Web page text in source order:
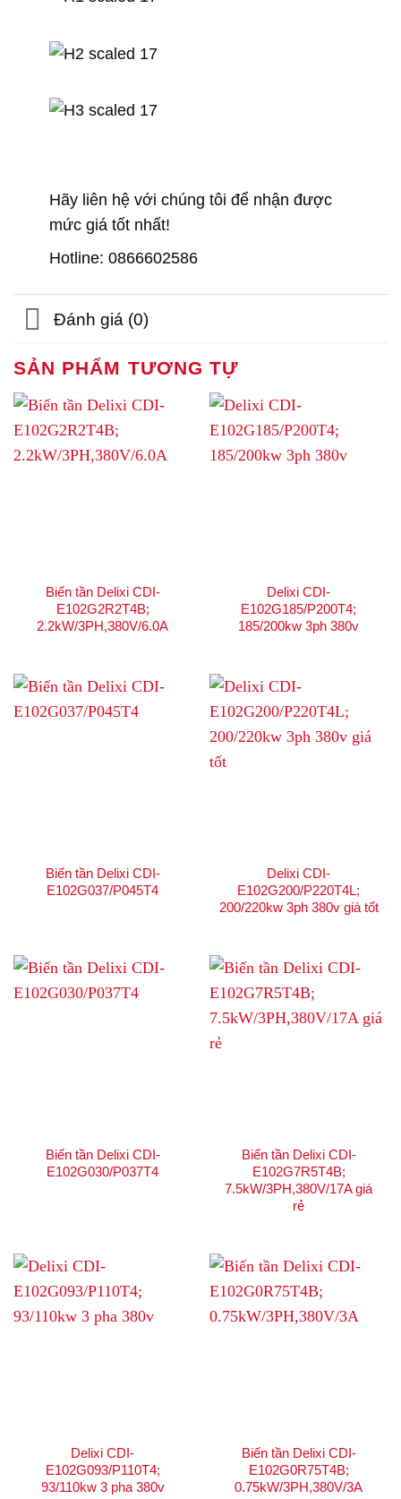
Hãy liên hệ với chúng tôi để nhận được
mức giá tốt nhất!
Hotline: 0866602586
Đánh giá (0)
SẢN PHẨM TƯƠNG TỰ
Biến tần Delixi CDI-
E102G2R2T4B;
2.2kW/3PH,380V/6.0A
Delixi CDI-
E102G185/P200T4;
185/200kw 3ph 380v
Biến tần Delixi CDI-
E102G037/P045T4
Delixi CDI-
E102G200/P220T4L;
200/220kw 3ph 380v giá tốt
Biến tần Delixi CDI-
E102G030/P037T4
Biến tần Delixi CDI-
E102G7R5T4B;
7.5kW/3PH,380V/17A giá
rẻ
Delixi CDI-
E102G093/P110T4;
93/110kw 3 pha 380v
Biến tần Delixi CDI-
E102G0R75T4B;
0.75kW/3PH,380V/3A